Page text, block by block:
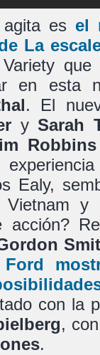
es el
La
que
en esta
. El
ySarah
Robbins
Ealy,
y
con la
,
.